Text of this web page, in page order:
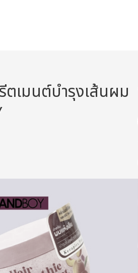
ตเมนต์บำรุงเส้นผม